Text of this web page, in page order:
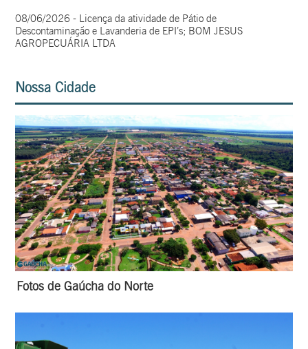
08/06/2026 - Licença da atividade de Pátio de
Descontaminação e Lavanderia de EPI’s; BOM JESUS
AGROPECUÁRIA LTDA
Nossa Cidade
Fotos de Gaúcha do Norte